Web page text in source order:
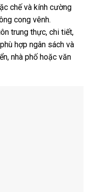
chế và kính cường
cong vênh.
trung thực, chi tiết,
hợp ngân sách và
nhà phố hoặc văn